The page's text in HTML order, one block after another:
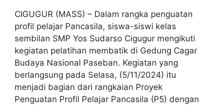
CIGUGUR (MASS) – Dalam rangka penguatan
profil pelajar Pancasila, siswa-siswi kelas
sembilan SMP Yos Sudarso Cigugur mengikuti
kegiatan pelatihan membatik di Gedung Cagar
Budaya Nasional Paseban. Kegiatan yang
berlangsung pada Selasa, (5/11/2024) itu
menjadi bagian dari rangkaian Proyek
Penguatan Profil Pelajar Pancasila (P5) dengan